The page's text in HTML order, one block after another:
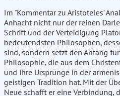
Im "Kommentar zu Aristoteles'
Anhacht nicht nur der reinen
Schrift und der Verteidigung
bedeutendsten Philosophen,
sind, sondern setzt den Anfang
Philosophie, die aus dem
und ihre Ursprünge in der
geistigen Tradition hat. Mit der
Neue schafft er eine Verbindung,